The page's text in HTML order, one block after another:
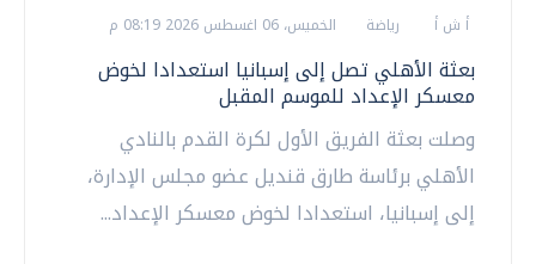
أ ش أ رياضة الخميس، 06 اغسطس 2026 08:19 م
بعثة الأهلي تصل إلى إسبانيا استعدادا لخوض
معسكر الإعداد للموسم المقبل
وصلت بعثة الفريق الأول لكرة القدم بالنادي
الأهلي برئاسة طارق قنديل عضو مجلس الإدارة،
إلى إسبانيا، استعدادا لخوض معسكر الإعداد...